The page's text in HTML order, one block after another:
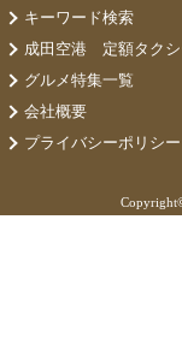
キーワード検索
成田空港 定額タクシ
グルメ特集一覧
会社概要
プライバシーポリシー